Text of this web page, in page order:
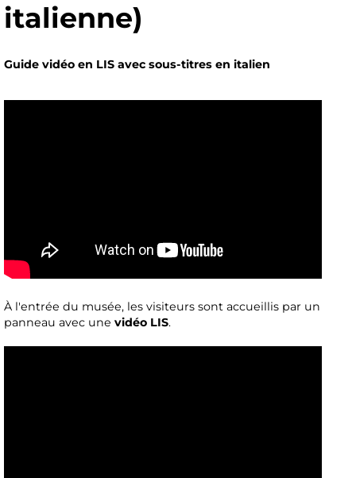
italienne)
Guide vidéo en LIS avec sous-titres en italien
À l'entrée du musée, les visiteurs sont accueillis par un
panneau avec une vidéo LIS.